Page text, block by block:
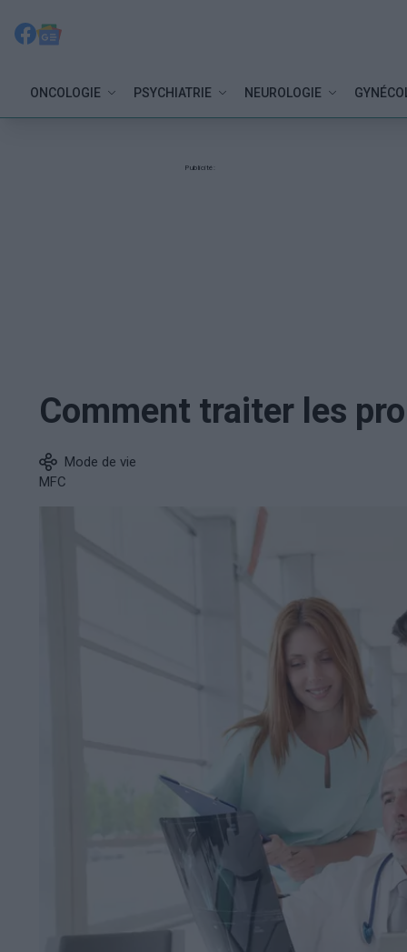
ONCOLOGIE PSYCHIATRIE NEUROLOGIE
Publicité:
Comment traiter les
Mode de vie
MFC